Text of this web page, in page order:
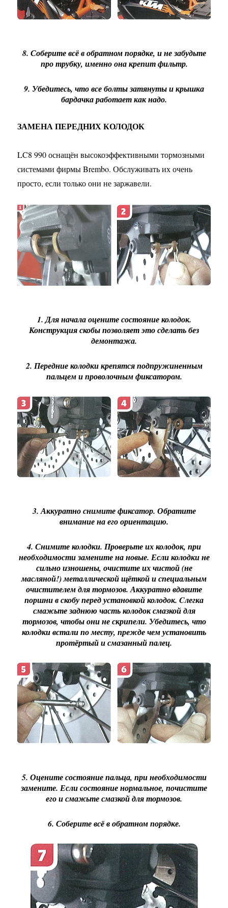
8. Соберите всё в обратном порядке, и не забудьте
про трубку, именно она крепит фильтр.
9. Убедитесь, что все болты затянуты и крышка
бардачка работает как надо.
ЗАМЕНА ПЕРЕДНИХ КОЛОДОК
LC8 990 оснащён высокоэффективными тормозными
системами фирмы Brembo. Обслуживать их очень
просто, если только они не заржавели.
1. Для начала оцените состояние колодок.
Конструкция скобы позволяет это сделать без
демонтажа.
2. Передние колодки крепятся подпружиненным
пальцем и проволочным фиксатором.
3. Аккуратно снимите фиксатор. Обратите
внимание на его ориентацию.
4. Снимите колодки. Проверьте их колодок, при
необходимости замените на новые. Если колодки не
сильно изношены, очистите их чистой (не
масляной!) металлической щёткой и специальным
очистителем для тормозов. Аккуратно вдавите
поршни в скобу перед установкой колодок. Cлегка
смажьте заднюю часть колодок смазкой для
тормозов, чтобы они не скрипели. Убедитесь, что
колодки встали по месту, прежде чем установить
протёртый и смазанный палец.
5. Оцените состояние пальца, при необходимости
замените. Если состояние нормальное, почистите
его и смажьте смазкой для тормозов.
6. Соберите всё в обратном порядке.